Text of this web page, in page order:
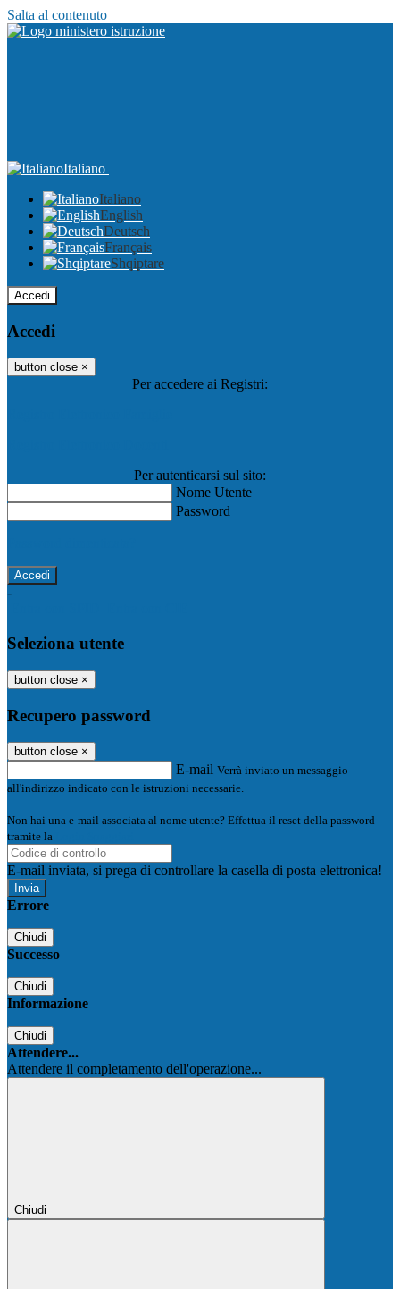
Salta al contenuto
Italiano
Italiano
English
Deutsch
Français
Shqiptare
Accedi
Accedi
button close ×
Per accedere ai Registri:
Per autenticarsi sul sito:
Nome Utente
Password
-
Seleziona utente
button close ×
Recupero password
button close ×
E-mail Verrà inviato un messaggio
all'indirizzo indicato con le istruzioni necessarie.
Non hai una e-mail associata al nome utente? Effettua il reset della password
tramite la
E-mail inviata, si prega di controllare la casella di posta elettronica!
Errore
Chiudi
Successo
Chiudi
Informazione
Chiudi
Attendere...
Attendere il completamento dell'operazione...
Chiudi